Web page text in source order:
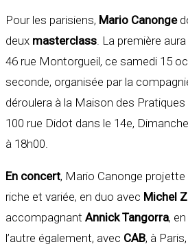
Pour les parisiens, Mario Canonge
deux masterclass . La première
46 rue Montorgueil, ce samedi 15
seconde, organisée par la
déroulera à la Maison des
100 rue Didot dans le 14e,
à 18h00.
En concert, Mario Canonge projette
riche et variée, en duo avec Michel
accompagnant Annick Tangorra,
l’autre également, avec CAB, à